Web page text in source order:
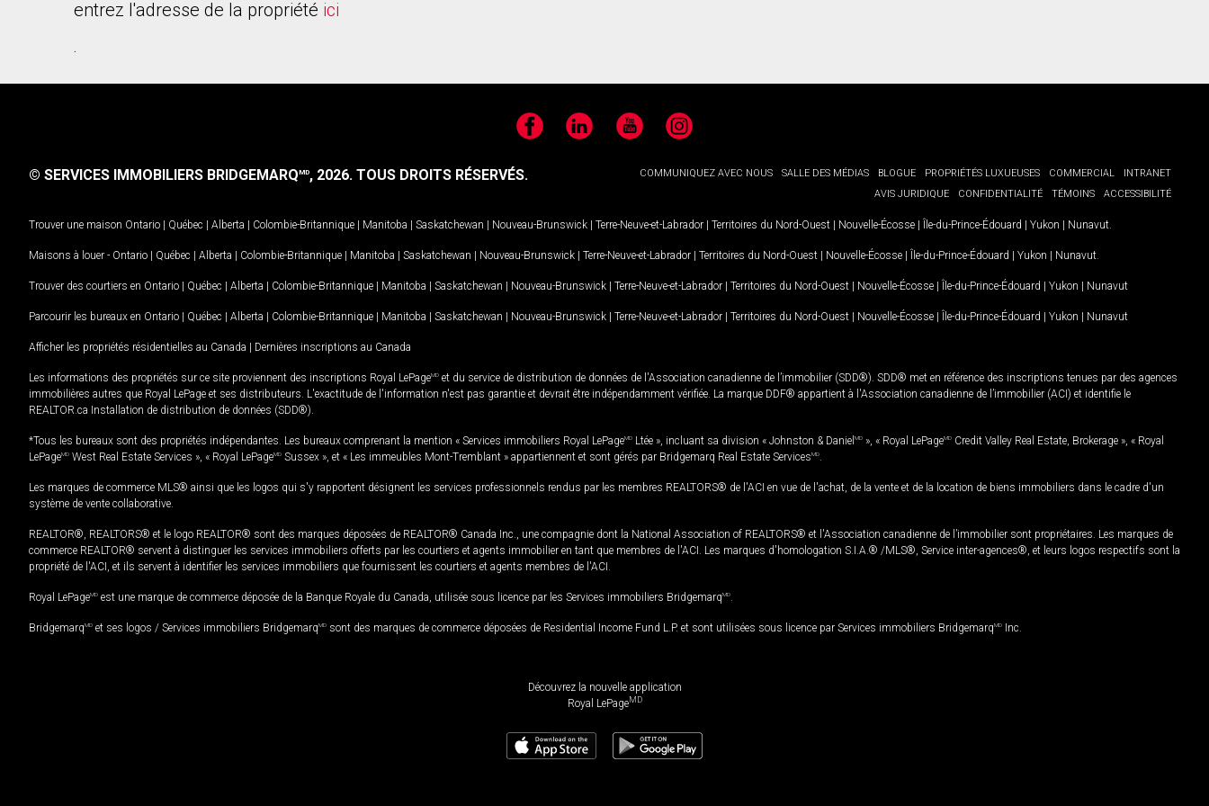
entrez l'adresse de la propriété ici
.
FacebookLinkedIn YouTubeInstagram
COMMUNIQUEZ AVEC NOUS SALLE DES MÉDIAS BLOGUE PROPRIÉTÉS LUXUEUSES COMMERCIAL
INTRANET
AVIS JURIDIQUE
CONFIDENTIALITÉ TÉMOINS ACCESSIBILITÉ
© SERVICES IMMOBILIERS BRIDGEMARQMD, 2026. TOUS DROITS RÉSERVÉS.
Trouver une maison Ontario | Québec | Alberta | Colombie-Britannique | Manitoba | Saskatchewan | Nouveau-Brunswick | Terre-Neuve-et-Labrador | Territoires du Nord-Ouest | Nouvelle-Écosse | Île-du-Prince-Édouard | Yukon | Nunavut
Maisons à louer - Ontario | Québec | Alberta | Colombie-Britannique | Manitoba | Saskatchewan | Nouveau-Brunswick | Terre-Neuve-et-Labrador | Territoires du Nord-Ouest | Nouvelle-Écosse | Île-du-Prince-Édouard | Yukon | Nunavut
Trouver des courtiers en Ontario | Québec | Alberta | Colombie-Britannique | Manitoba | Saskatchewan | Nouveau-Brunswick | Terre-Neuve-et-Labrador | Territoires du Nord-Ouest | Nouvelle-Écosse | Île-du-Prince-Édouard | Yukon | Nunavut
Parcourir les bureaux en Ontario | Québec | Alberta | Colombie-Britannique | Manitoba | Saskatchewan | Nouveau-Brunswick | Terre-Neuve-et-Labrador | Territoires du Nord-Ouest | Nouvelle-Écosse | Île-du-Prince-Édouard | Yukon | Nunavut
Afficher les propriétés résidentielles au Canada | Dernières inscriptions au Canada
Les informations des propriétés sur ce site proviennent des inscriptions Royal LePageMD et du service de distribution de données de l'Association canadienne de l’immobilier (SDD®). SDD® met en référence des inscriptions tenues par des agences
immobilières autres que Royal LePage et ses distributeurs. L'exactitude de l'information n'est pas garantie et devrait être indépendamment vérifiée. La marque DDF® appartient à l'Association canadienne de l’immobilier (ACI) et identifie le
REALTOR.ca Installation de distribution de données (SDD®).
*Tous les bureaux sont des propriétés indépendantes. Les bureaux comprenant la mention « Services immobiliers Royal LePageMD Ltée », incluant sa division « Johnston & Daniel MD », « Royal LePageMD Credit Valley Real Estate, Brokerage », « Royal
LePageMD West Real Estate Services », « Royal LePageMD Sussex », et « Les immeubles Mont-Tremblant » appartiennent et sont gérés par Bridgemarq Real Estate ServicesMD
Les marques de commerce MLS® ainsi que les logos qui s'y rapportent désignent les services professionnels rendus par les membres REALTORS® de l'ACI en vue de l'achat, de la vente et de la location de biens immobiliers dans le cadre d'un
système de vente collaborative.
REALTOR®, REALTORS® et le logo REALTOR® sont des marques déposées de REALTOR® Canada Inc., une compagnie dont la National Association of REALTORS® et l'Association canadienne de l’immobilier sont propriétaires. Les marques de
commerce REALTOR® servent à distinguer les services immobiliers offerts par les courtiers et agents immobilier en tant que membres de l'ACI. Les marques d'homologation S.I.A.® /MLS®, Service inter-agences®, et leurs logos respectifs sont la
propriété de l'ACI, et ils servent à identifier les services immobiliers que fournissent les courtiers et agents membres de l'ACI.
Royal LePageMD est une marque de commerce déposée de la Banque Royale du Canada, utilisée sous licence par les Services immobiliers BridgemarqMD
BridgemarqMD et ses logos / Services immobiliers BridgemarqMD sont des marques de commerce déposées de Residential Income Fund L.P. et sont utilisées sous licence par Services immobiliers BridgemarqMD Inc.
Découvrez la nouvelle application
Royal LePageMD